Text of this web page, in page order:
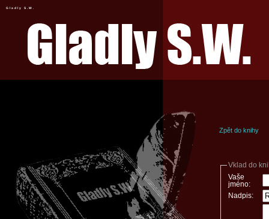
Gladly S.W.
Zpět do knihy
Vklad do
Vaše
jméno:
Nadpis: